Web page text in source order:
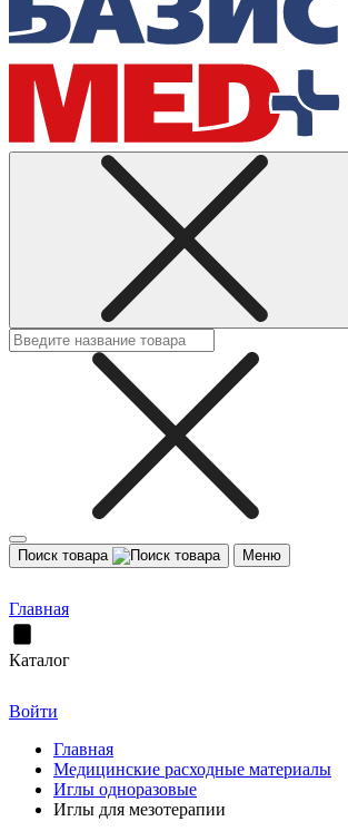
Поиск товара Меню
Главная
Каталог
Войти
Главная
Медицинские расходные материалы
Иглы одноразовые
Иглы для мезотерапии